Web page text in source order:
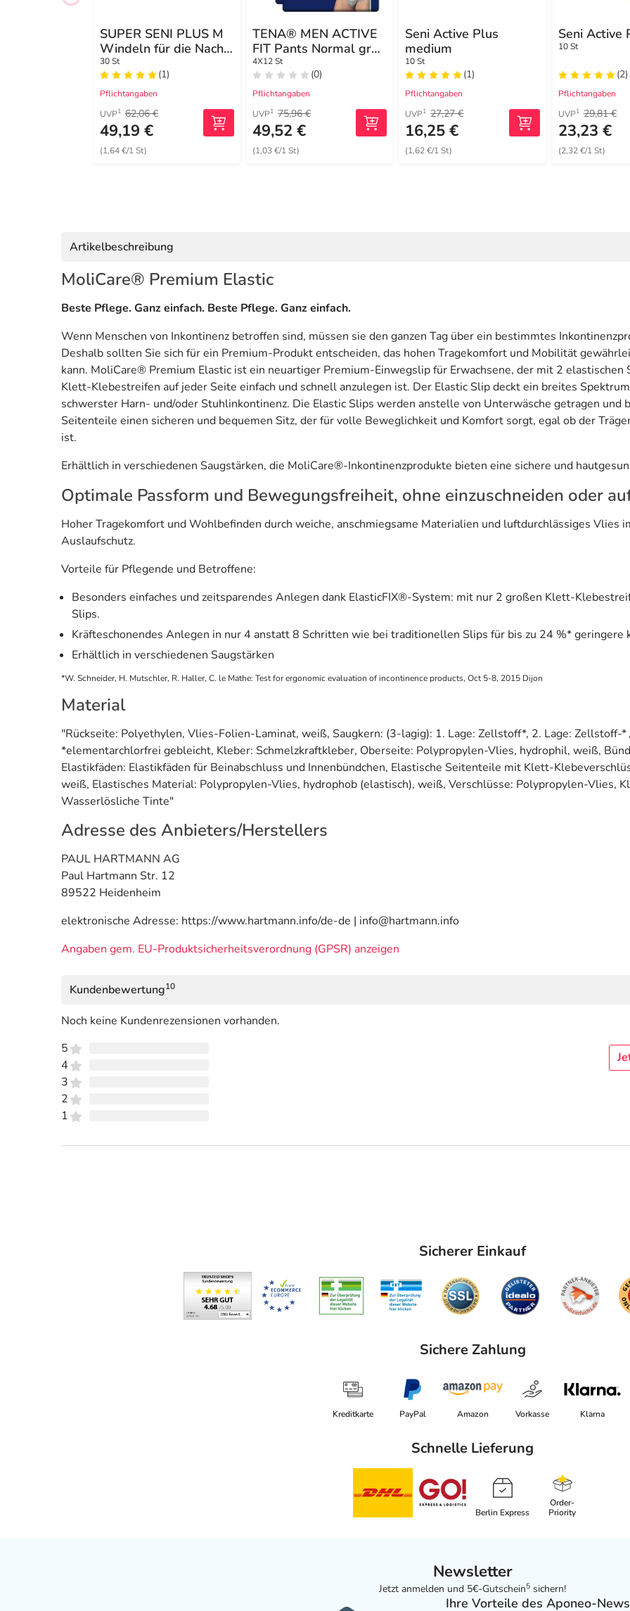
SUPER SENI PLUS M
Windeln für die Nacht
für Erwachsene
30 St
(1)
Pflichtangaben
UVP1 62,06 €
49,19 €
(1,64 €/1 St)
TENA® MEN ACTIVE
FIT Pants Normal grau
S/M bei Inkontinenz
4X12 St
(0)
Pflichtangaben
UVP1 75,96 €
49,52 €
(1,03 €/1 St)
Seni Active Plus
medium
10 St
(1)
Pflichtangaben
UVP1 27,27 €
16,25 €
(1,62 €/1 St)
Seni Active
10 St
(2)
Pflichtangaben
UVP1 29,81 €
23,23 €
(2,32 €/1 St)
Artikelbeschreibung
MoliCare® Premium Elastic
Beste Pflege. Ganz einfach. Beste Pflege. Ganz einfach.
Wenn Menschen von Inkontinenz betroffen sind, müssen sie den ganzen Tag über ein bestimmtes
Deshalb sollten Sie sich für ein Premium-Produkt entscheiden, das hohen Tragekomfort und Mobilität
kann. MoliCare® Premium Elastic ist ein neuartiger Premium-Einwegslip für Erwachsene, der mit 2
Klett-Klebestreifen auf jeder Seite einfach und schnell anzulegen ist. Der Elastic Slip deckt ein breites
schwerster Harn- und/oder Stuhlinkontinenz. Die Elastic Slips werden anstelle von Unterwäsche getragen und
Seitenteile einen sicheren und bequemen Sitz, der für volle Beweglichkeit und Komfort sorgt, egal ob der
ist.
Erhältlich in verschiedenen Saugstärken, die MoliCare®-Inkontinenzprodukte bieten eine sichere und
Optimale Passform und Bewegungsfreiheit, ohne einzuschneiden oder
Hoher Tragekomfort und Wohlbefinden durch weiche, anschmiegsame Materialien und luftdurchlässiges Vlies
Auslaufschutz.
Vorteile für Pflegende und Betroffene:
Besonders einfaches und zeitsparendes Anlegen dank ElasticFIX®-System: mit nur 2 großen Klett-
Slips.
Kräfteschonendes Anlegen in nur 4 anstatt 8 Schritten wie bei traditionellen Slips für bis zu 24 %* geringere
Erhältlich in verschiedenen Saugstärken
*W. Schneider, H. Mutschler, R. Haller, C. le Mathe: Test for ergonomic evaluation of incontinence products, Oct 5-8, 2015 Dijon
Material
"Rückseite: Polyethylen, Vlies-Folien-Laminat, weiß, Saugkern: (3-lagig): 1. Lage: Zellstoff*, 2. Lage: Zellstoff-
*elementarchlorfrei gebleicht, Kleber: Schmelzkraftkleber, Oberseite: Polypropylen-Vlies, hydrophil, weiß,
Elastikfäden: Elastikfäden für Beinabschluss und Innenbündchen, Elastische Seitenteile mit Klett-
weiß, Elastisches Material: Polypropylen-Vlies, hydrophob (elastisch), weiß, Verschlüsse: Polypropylen-Vlies,
Wasserlösliche Tinte"
Adresse des Anbieters/Herstellers
PAUL HARTMANN AG
Paul Hartmann Str. 12
89522 Heidenheim
elektronische Adresse: https://www.hartmann.info/de-de | info@hartmann.info
Angaben gem. EU-Produktsicherheitsverordnung (GPSR) anzeigen
Kundenbewertung10
Noch keine Kundenrezensionen vorhanden.
5
4
3
2
1
Sicherer Einkauf
Sichere Zahlung
Kreditkarte PayPal Amazon Vorkasse Klarna
Schnelle Lieferung
Berlin Express
Order-
Priority
Newsletter
Jetzt anmelden und 5€-Gutschein5 sichern!
Ihre Vorteile des Aponeo-